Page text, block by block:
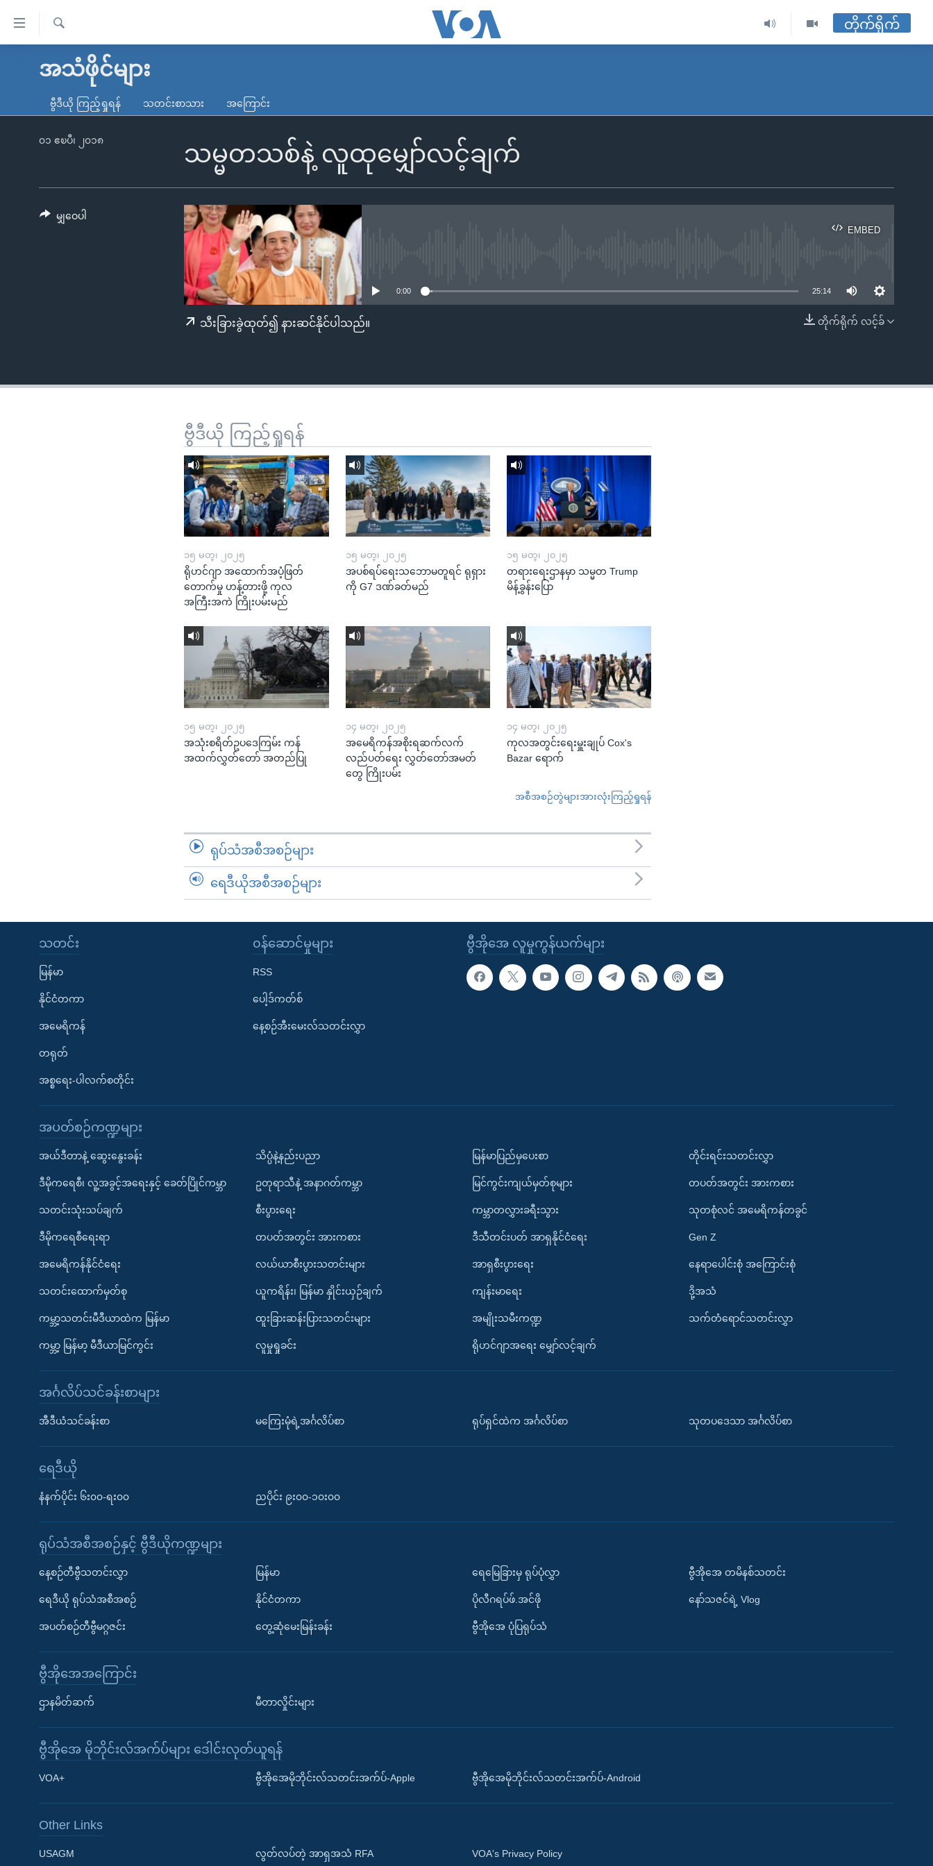
လွယ်ကူ
သည့်
ကျော်
မူလစာမျက်နှာ
ကမ္ဘာ့သတင်းများ
နိုင်ငံတကာ
တရုတ်
အစ္စရေး-ပါလက်စတိုင်း
ရပ်ဝန်းတခု လမ်းတခု အလွန်
အင်္ဂလိပ်စာလေ့လာမယ်
Learning English
ရ
တိုက်ရိုက်
အသံဖိုင်များ
ဗွီဒီယို ကြည့်ရှုရန် သတင်းစာသား အကြောင်း
သမ္မတသစ်နဲ့ လူထုမျှော်လင့်ချက်
၀၁ ဧၿပီ၊ ၂၀၁၈
EMBED
EMBED
0:00 25:14
တိုက်ရိုက် လင့်ခ်
သီးခြားခွဲထုတ်၍ နားဆင်နိုင်ပါသည်။
မျှဝေပါ
ဗွီဒီယို ကြည့်ရှုရန်
၁၅ မတ္၊ ၂၀၂၅
ရိုဟင်ဂျာ အထောက်အပံ့ဖြတ်
တောက်မှု ဟန့်တားဖို့ ကုလ
အကြီးအကဲ ကြိုးပမ်းမည်
၁၅ မတ္၊ ၂၀၂၅
အပစ်ရပ်ရေးသဘောမတူရင် ရုရှား
ကို G7 ဒဏ်ခတ်မည်
၁၅ မတ္၊ ၂၀၂၅
တရားရေးဌာနမှာ သမ္မတ Trump
မိန့်ခွန်းပြော
၁၅ မတ္၊ ၂၀၂၅
အသုံးစရိတ်ဥပဒေကြမ်း ကန်
အထက်လွှတ်တော် အတည်ပြု
၁၄ မတ္၊ ၂၀၂၅
အမေရိကန်အစိုးရဆက်လက်
လည်ပတ်ရေး လွှတ်တော်အမတ်
တွေ ကြိုးပမ်း
၁၄ မတ္၊ ၂၀၂၅
ကုလအတွင်းရေးမှူးချုပ် Cox's
Bazar ရောက်
အစီအစဉ်တွဲများအားလုံးကြည့်ရှုရန်
ရုပ်သံအစီအစဉ်များ
ရေဒီယိုအစီအစဉ်များ
ဗွီအိုအေ လူမှုကွန်ယက်များ
သတင်း
မြန်မာ
နိုင်ငံတကာ
အမေရိကန်
တရုတ်
အစ္စရေး-ပါလက်စတိုင်း
၀န်ဆောင်မှုများ
RSS
ပေါ့ဒ်ကတ်စ်
နေ့စဉ်အီးမေးလ်သတင်းလွှာ
အပတ်စဉ်ကဏ္ဍများ
အယ်ဒီတာနဲ့ ဆွေးနွေးခန်း
ဒီမိုကရေစီ၊ လူ့အခွင့်အရေးနှင့် ခေတ်ပြိုင်ကမ္ဘာ
သတင်းသုံးသပ်ချက်
ဒီမိုကရေစီရေးရာ
အမေရိကန်နိုင်ငံရေး
သတင်းထောက်မှတ်စု
ကမ္ဘာ့သတင်းမီဒီယာထဲက မြန်မာ
ကမ္ဘာ့ မြန်မာ့ မီဒီယာမြင်ကွင်း
သိပ္ပံနဲ့နည်းပညာ
ဥတုရာသီနဲ့ အနာဂတ်ကမ္ဘာ
စီးပွားရေး
တပတ်အတွင်း အားကစား
လယ်ယာစီးပွားသတင်းများ
ယူကရိန်း၊ မြန်မာ နှိုင်းယှဉ်ချက်
ထူးခြားဆန်းပြားသတင်းများ
လူမှုရှုခင်း
မြန်မာပြည်မှပေးစာ
မြင်ကွင်းကျယ်မှတ်စုများ
ကမ္ဘာတလွှားခရီးသွား
ဒီသီတင်းပတ် အာရှနိုင်ငံရေး
အာရှစီးပွားရေး
ကျန်းမာရေး
အမျိုးသမီးကဏ္ဍ
ရိုဟင်ဂျာအရေး မျှော်လင့်ချက်
တိုင်းရင်းသတင်းလွှာ
တပတ်အတွင်း အားကစား
သုတစုံလင် အမေရိကန်တခွင်
Gen Z
နေရာပေါင်းစုံ အကြောင်းစုံ
ဒို့အသံ
သက်တံရောင်သတင်းလွှာ
အင်္ဂလိပ်သင်ခန်းစာများ
အီဒီယံသင်ခန်းစာ မကြေးမုံရဲ့အင်္ဂလိပ်စာ ရုပ်ရှင်ထဲက အင်္ဂလိပ်စာ သုတပဒေသာ အင်္ဂလိပ်စာ
ရေဒီယို
နံနက်ပိုင်း ၆း၀၀-ရး၀၀ ညပိုင်း ၉း၀၀-၁၀း၀၀
ရုပ်သံအစီအစဉ်နှင့် ဗွီဒီယိုကဏ္ဍများ
နေ့စဉ်တီဗွီသတင်းလွှာ
ရေဒီယို ရုပ်သံအစီအစဉ်
အပတ်စဉ်တီဗွီမဂ္ဂဇင်း
မြန်မာ
နိုင်ငံတကာ
တွေ့ဆုံမေးမြန်းခန်း
ရေမြေခြားမှ ရုပ်ပုံလွှာ
ပိုလီဂရပ်ဖ်.အင်ဖို
ဗွီအိုအေ ပုံပြရုပ်သံ
ဗွီအိုအေ တမိနစ်သတင်း
နော်သဇင်ရဲ့ Vlog
ဗွီအိုအေအကြောင်း
ဌာနမိတ်ဆက် မီတာလှိုင်းများ
ဗွီအိုအေ မိုဘိုင်းလ်အက်ပ်များ ဒေါင်းလုတ်ယူရန်
VOA+ ဗွီအိုအေမိုဘိုင်းလ်သတင်းအက်ပ်-Apple ဗွီအိုအေမိုဘိုင်းလ်သတင်းအက်ပ်-Android
Other Links
USAGM လွတ်လပ်တဲ့ အာရှအသံ RFA VOA's Privacy Policy